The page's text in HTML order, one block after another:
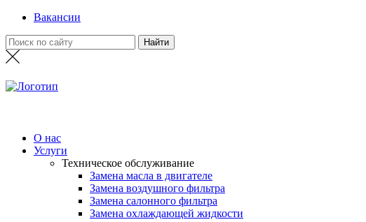
Вакансии
О нас
Услуги
Техническое обслуживание
Замена масла в двигателе
Замена воздушного фильтра
Замена салонного фильтра
Замена охлаждающей жидкости